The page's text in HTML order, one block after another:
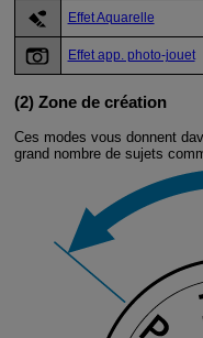
Effet Aquarelle
Effet app. photo-jouet
(2) Zone de création
Ces modes vous donnent
grand nombre de sujets